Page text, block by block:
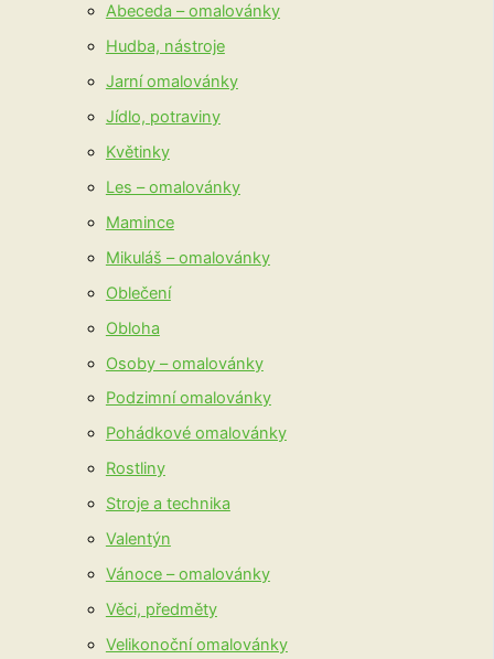
Abeceda – omalovánky
Hudba, nástroje
Jarní omalovánky
Jídlo, potraviny
Květinky
Les – omalovánky
Mamince
Mikuláš – omalovánky
Oblečení
Obloha
Osoby – omalovánky
Podzimní omalovánky
Pohádkové omalovánky
Rostliny
Stroje a technika
Valentýn
Vánoce – omalovánky
Věci, předměty
Velikonoční omalovánky